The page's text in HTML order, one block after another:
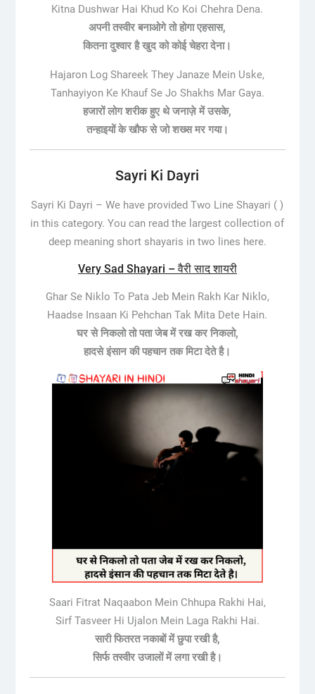
Kitna Dushwar Hai Khud Ko Koi Chehra Dena.
अपनी तस्वीर बनाओगे तो होगा एहसास,
कितना दुश्वार है खुद को कोई चेहरा देना।
Hajaron Log Shareek They Janaze Mein Uske,
Tanhayiyon Ke Khauf Se Jo Shakhs Mar Gaya.
हजारों लोग शरीक हुए थे जनाज़े में उसके,
तन्हाइयों के खौफ से जो शख्स मर गया।
Sayri Ki Dayri
Sayri Ki Dayri –We have provided Two Line Shayari ( )
in this category. You can read the largest collection of
deep meaning short shayaris in two lines here.
Very Sad Shayari – वैरी साद शायरी
Ghar Se Niklo To Pata Jeb Mein Rakh Kar Niklo,
Haadse Insaan Ki Pehchan Tak Mita Dete Hain.
घर से निकलो तो पता जेब में रख कर निकलो,
हादसे इंसान की पहचान तक मिटा देते है।
Saari Fitrat Naqaabon Mein Chhupa Rakhi Hai,
Sirf Tasveer Hi Ujalon Mein Laga Rakhi Hai.
सारी फितरत नकाबों में छुपा रखी है,
​सिर्फ तस्वीर उजालों में लगा रखी है।